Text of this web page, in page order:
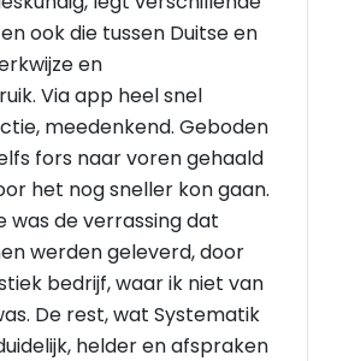
ook die tussen Duitse en
en
Via app heel snel
meedenkend. Geboden
fors naar voren gehaald
het nog sneller kon gaan.
was de verrassing dat
werden geleverd, door
bedrijf, waar ik niet van
De rest, wat Systematik
helder en afspraken